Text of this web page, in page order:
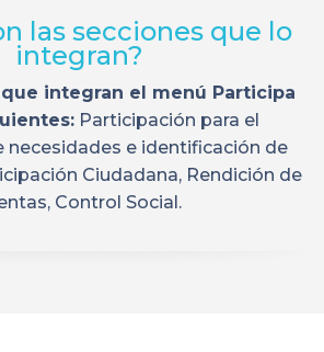
las secciones que lo
integran?
integran el menú Participa
Participación para el
necesidades e identificación de
Ciudadana, Rendición de
Control Social.